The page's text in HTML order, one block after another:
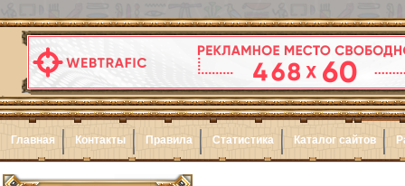
Главная Контакты Правила Статистика Каталог сайтов